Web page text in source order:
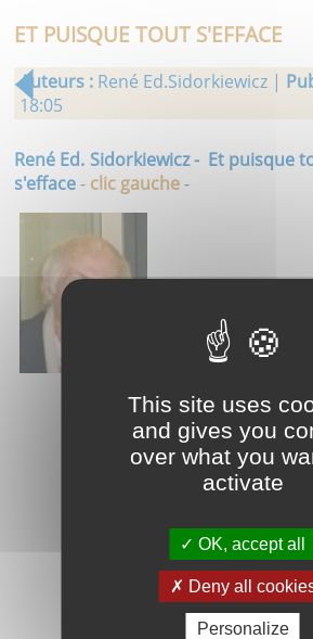
ET PUISQUE TOUT S'EFFACE
Auteurs : René Ed.Sidorkiewicz |
18:05
René Ed. Sidorkiewicz - Et puisque
s'efface- clic gauche-
This site uses
and gives you
over what you
activate
OK, accept all
Deny all
Personalize